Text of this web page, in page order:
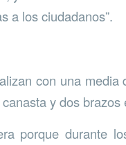
a los ciudadanos”.
con una media
y dos brazos
porque durante